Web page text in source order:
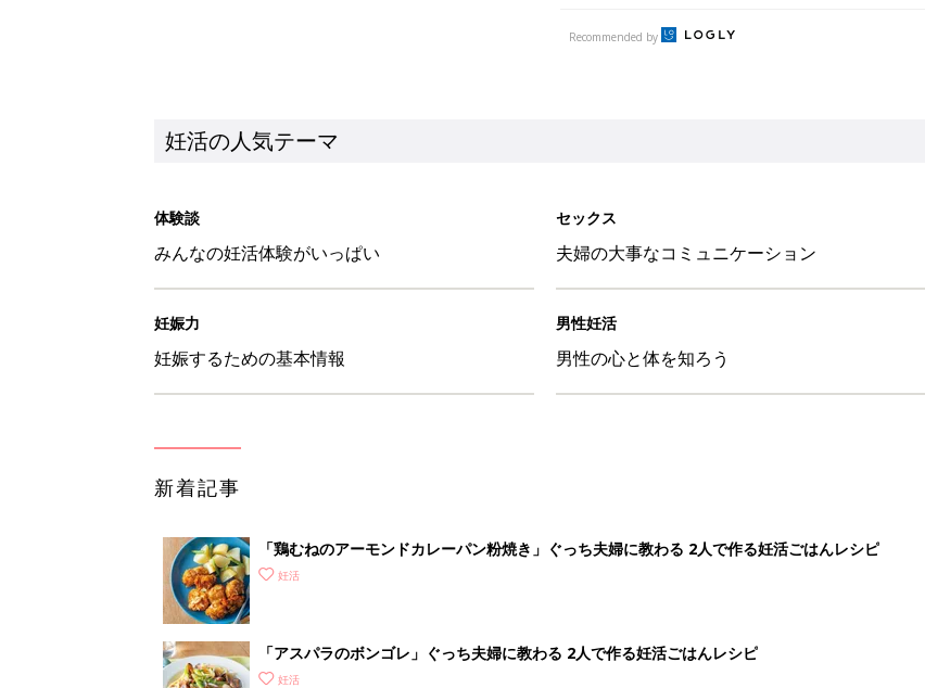
Recommended by
妊活の人気テーマ
体験談
みんなの妊活体験がいっぱい
セックス
夫婦の大事なコミュニケーション
妊娠力
妊娠するための基本情報
男性妊活
男性の心と体を知ろう
新着記事
「鶏むねのアーモンドカレーパン粉焼き」ぐっち夫婦に教わる 2人で作る妊活ごはんレシピ
妊活
「アスパラのボンゴレ」ぐっち夫婦に教わる 2人で作る妊活ごはんレシピ
妊活